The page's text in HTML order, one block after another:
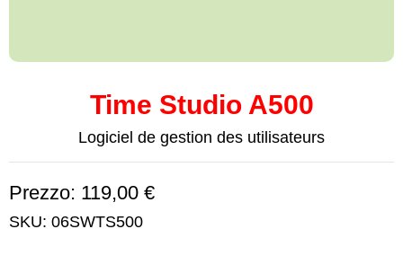
Time Studio A500
Logiciel de gestion des utilisateurs
Prezzo: 119,00 €
SKU: 06SWTS500